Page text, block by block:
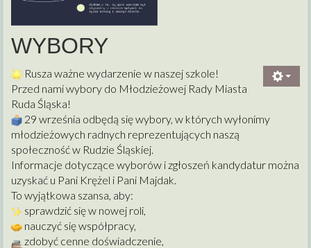
WYBORY
Rusza ważne wydarzenie w naszej szkole!
Przed nami wybory do Młodzieżowej Rady Miasta
Ruda Śląska!
29 września odbędą się wybory, w których wyłonimy
młodzieżowych radnych reprezentujących naszą
społeczność w Rudzie Śląskiej.
Informacje dotyczące wyborów i zgłoszeń kandydatur można
uzyskać u Pani Krężel i Pani Majdak.
To wyjątkowa szansa, aby:
sprawdzić się w nowej roli,
nauczyć się współpracy,
zdobyć cenne doświadczenie,